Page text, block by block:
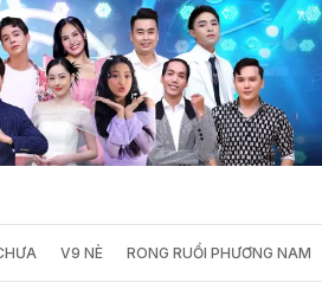
V9 NÈ RONG RUỔI PHƯƠNG NAM